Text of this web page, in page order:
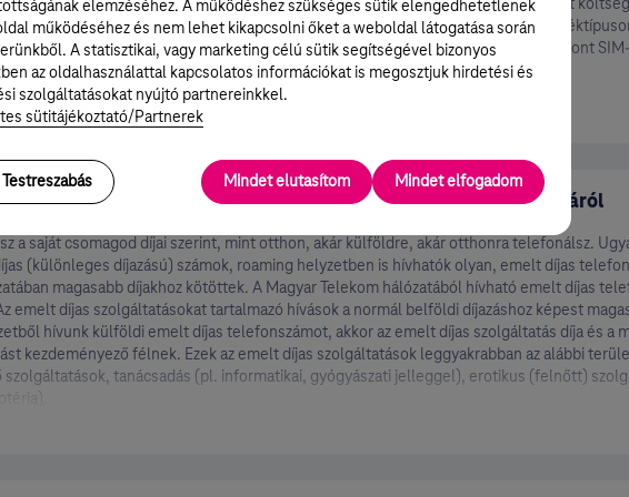
használat idejére – a beállítást a készülékgyártók útmutatója tartalmazza
MultiSIM használata esetén külön figyelemmel arra, hogy a szolgáltatásba bevont
kapcsolva az automatikus frissítés.
díjazású) számok roaming helyzetben történő hívásáról
a saját csomagod díjai szerint, mint otthon, akár külföldre, akár otthonra telefonálsz.
(különleges díjazású) számok, roaming helyzetben is hívhatók olyan, emelt díjas
magasabb díjakhoz kötöttek. A Magyar Telekom hálózatából hívható emelt díjas
emelt díjas szolgáltatásokat tartalmazó hívások a normál belföldi díjazáshoz képest
hívunk külföldi emelt díjas telefonszámot, akkor az emelt díjas szolgáltatás díja és a
kezdeményező félnek. Ezek az emelt díjas szolgáltatások leggyakrabban az alábbi
szolgáltatások, tanácsadás (pl. informatikai, gyógyászati jelleggel), erotikus (felnőtt)
elemzéséhez. A működéshez szükséges sütik elengedhetetlenek
működéséhez és nem lehet kikapcsolni őket a weboldal látogatása során
A statisztikai, vagy marketing célú sütik segítségével bizonyos
az oldalhasználattal kapcsolatos információkat is megosztjuk hirdetési és
szolgáltatásokat nyújtó partnereinkkel.
sütitájékoztató/Partnerek
Testreszabás Mindet elutasítom Mindet elfogadom